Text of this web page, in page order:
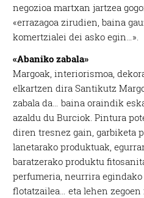
negozioa martxan jartzea
«errazagoa zirudien, baina
komertzialei dei asko egin…».
«Abaniko zabala»
Margoak, interiorismoa,
elkartzen dira Santikutz
zabala da… baina oraindik
azaldu du Burciok. Pintura
diren tresnez gain, garbiketa
lanetarako produktuak,
baratzerako produktu
perfumeria, neurrira
flotatzailea… eta lehen